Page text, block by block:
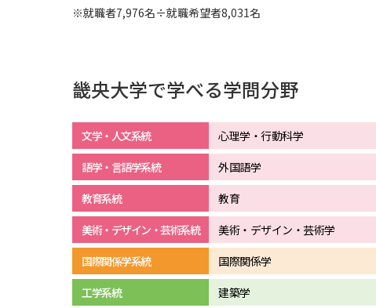
※就職者7,976名÷就職希望者8,031名
畿央大学で学べる学問分野
文学・人文系統
心理学・行動科学
語学・言語学系統
外国語学
教育系統
教育
美術・デザイン・芸術系統
美術・デザイン・芸術学
国際関係学系統
国際関係学
工学系統
建築学